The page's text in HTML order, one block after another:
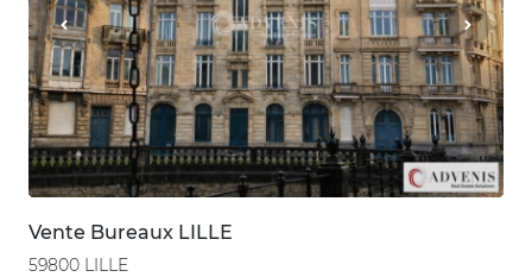
Vente Bureaux LILLE
59800 LILLE